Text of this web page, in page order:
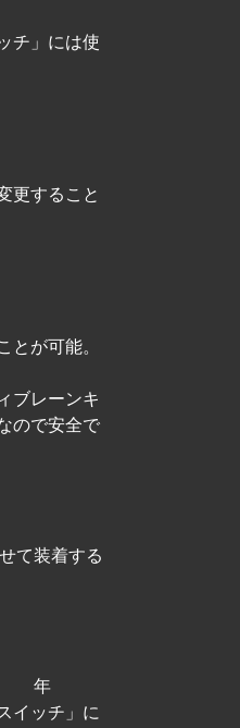
チ」には使
更すること
とが可能。
ブレーンキ
ので安全で
て装着する
年
イッチ」に